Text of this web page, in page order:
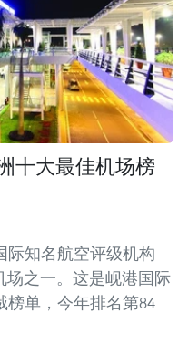
十大最佳机场榜
际知名航空评级机构
场之一。这是岘港国际
榜单，今年排名第84